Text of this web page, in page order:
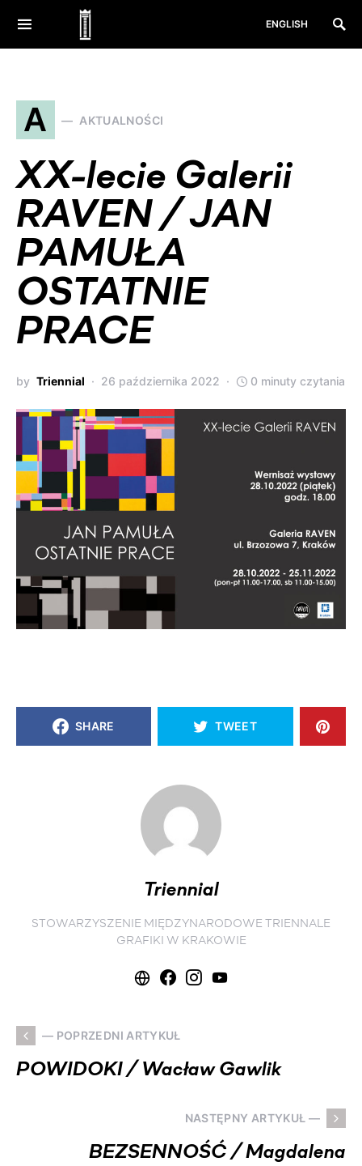
ENGLISH
A AKTUALNOŚCI
XX-lecie Galerii
RAVEN / JAN
PAMUŁA
OSTATNIE
PRACE
by Triennial 26 października 2022 0 minuty czytania
SHARE TWEET
Triennial
STOWARZYSZENIE MIĘDZYNARODOWE TRIENNALE
GRAFIKI W KRAKOWIE
— POPRZEDNI ARTYKUŁ
POWIDOKI / Wacław Gawlik
NASTĘPNY ARTYKUŁ —
BEZSENNOŚĆ / Magdalena